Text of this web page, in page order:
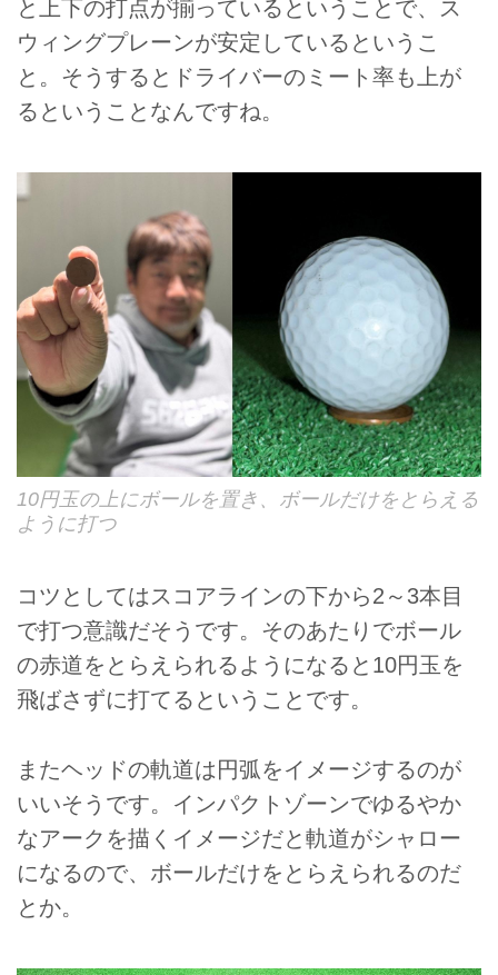
と上下の打点が揃っているということで、ス
ウィングプレーンが安定しているというこ
と。そうするとドライバーのミート率も上が
るということなんですね。
10円玉の上にボールを置き、ボールだけをとらえる
ように打つ
コツとしてはスコアラインの下から2～3本目
で打つ意識だそうです。そのあたりでボール
の赤道をとらえられるようになると10円玉を
飛ばさずに打てるということです。
またヘッドの軌道は円弧をイメージするのが
いいそうです。インパクトゾーンでゆるやか
なアークを描くイメージだと軌道がシャロー
になるので、ボールだけをとらえられるのだ
とか。